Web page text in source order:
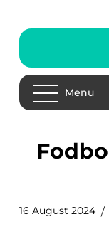
Menu
fodboldrejser med fly
16 August 2024